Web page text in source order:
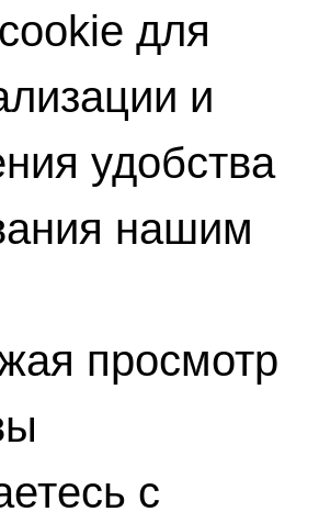
для
и
удобства
нашим
просмотр
с